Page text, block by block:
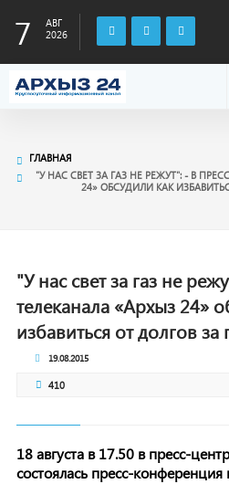
7
АВГ
2026
ГЛАВНАЯ
"У НАС СВЕТ ЗА ГАЗ НЕ РЕЖУТ": - В
24» ОБСУДИЛИ КАК
"У нас свет за газ не
телеканала «Архыз 24»
избавиться от долгов за
19.08.2015
410
18 августа в 17.50 в пресс-
состоялась пресс-конференция